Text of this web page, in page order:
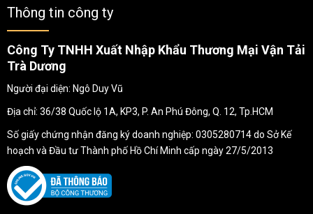
Thông tin công ty
Công Ty TNHH Xuất Nhập Khẩu Thương Mại Vận Tải
Trà Dương
Người đại diện: Ngô Duy Vũ
Địa chỉ: 36/38 Quốc lộ 1A, KP3, P. An Phú Đông, Q. 12, Tp.HCM
Số giấy chứng nhận đăng ký doanh nghiệp: 0305280714 do Sở Kế
hoạch và Đầu tư Thành phố Hồ Chí Minh cấp ngày 27/5/2013